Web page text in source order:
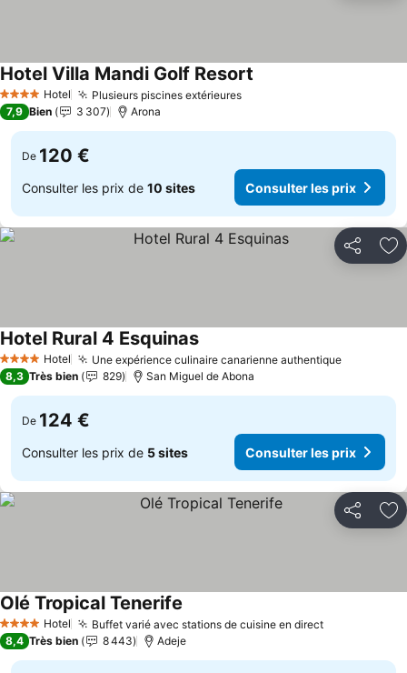
4 Étoiles Hotel Plusieurs piscines extérieures
Hotel Villa Mandi Golf Resort
7,9 Bien 3 307 Arona
De 120 €
Consulter les prix de 10 sites Consulter les prix
Partager
4 Étoiles Hotel Une expérience culinaire canarienne authentique
Hotel Rural 4 Esquinas
8,3 Très bien 829 San Miguel de Abona
De 124 €
Consulter les prix de 5 sites Consulter les prix
Partager
4 Étoiles Hotel Buffet varié avec stations de cuisine en direct
Olé Tropical Tenerife
8,4 Très bien 8 443 Adeje